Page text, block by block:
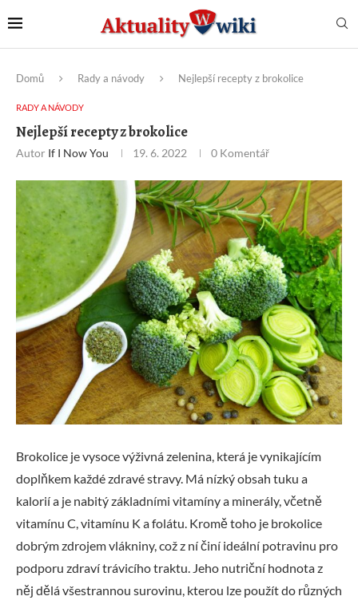
Domů Rady a návody Nejlepší recepty z brokolice
RADY A NÁVODY
Nejlepší recepty z brokolice
Autor If I Now You 19. 6. 2022 0 Komentář
Brokolice je vysoce výživná zelenina, která je vynikajícím
doplňkem každé zdravé stravy. Má nízký obsah tuku a
kalorií a je nabitý základními vitamíny a minerály, včetně
vitamínu C, vitamínu K a folátu. Kromě toho je brokolice
dobrým zdrojem vlákniny, což z ní činí ideální potravinu pro
podporu zdraví trávicího traktu. Jeho nutriční hodnota z
něj dělá všestrannou surovinu, kterou lze použít do různých